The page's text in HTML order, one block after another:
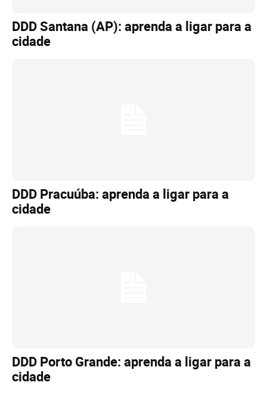
DDD Santana (AP): aprenda a ligar para a
cidade
DDD Pracuúba: aprenda a ligar para a
cidade
DDD Porto Grande: aprenda a ligar para a
cidade